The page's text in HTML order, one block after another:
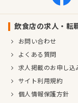
飲食店の求人・転
お問い合わせ
よくある質問
求人掲載のお申し込
サイト利用規約
個人情報保護方針